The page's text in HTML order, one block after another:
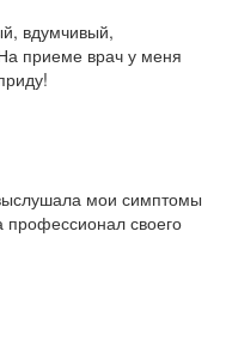
вдумчивый,
приеме врач у меня
мои симптомы
своего